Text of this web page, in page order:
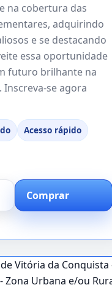
na cobertura das
adquirindo
e se destacando
essa oportunidade
futuro brilhante na
Inscreva-se agora
Acesso rápido
Comprar